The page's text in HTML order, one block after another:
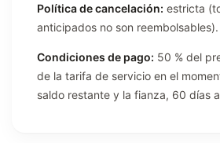
Política de cancelación: estricta
anticipados no son reembolsables).
Condiciones de pago: 50 % del
de la tarifa de servicio en el
saldo restante y la fianza, 60 días